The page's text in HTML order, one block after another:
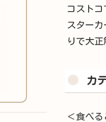
コスト
スター
りで大
カ
＜食べる